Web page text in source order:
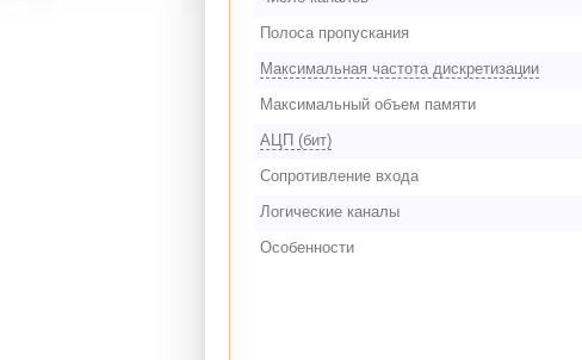
Полоса пропускания
Максимальная частота дискретизации
Максимальный объем памяти
АЦП (бит)
Сопротивление входа
Логические каналы
Особенности